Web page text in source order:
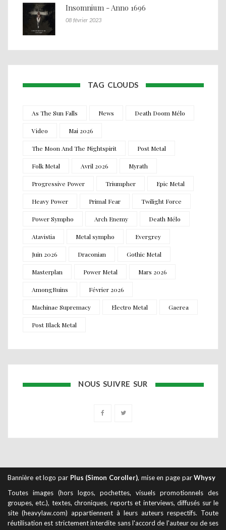
Insomnium - Anno 1696
08 février 2023
TAG CLOUDS
As The Sun Falls News Death Doom Mélo
Video Mai 2026
The Moon And The Nightspirit Post Metal
Folk Metal Avril 2026 Myrath
Progressive Power Triumpher Epic Metal
Heavy Power Primal Fear Twilight Force
Power Sympho Arch Enemy Death Mélo
Atavistia Metal sympho Evergrey
Juin 2026 Draconian Gothic Metal
Masterplan Power Metal Mars 2026
AmongRuins Février 2026
Machinae Supremacy Electro Metal Gaerea
Post Black Metal
NOUS SUIVRE SUR
Bannière et logo par Plus (Simon Coroller), mise en page parWhysy
Toutes images (hors logos, pochettes, visuels promotionnels des
groupes, etc.), textes, chroniques, reports et interviews, diffusés sur le
site (heavylaw.com) appartiennent à leurs auteurs respectifs. Toute
réutilisation est strictement interdite sans l'accord de l'auteur ou de ses